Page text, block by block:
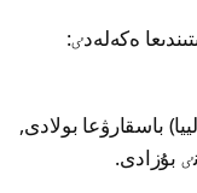
ەكەلەدٸ:
باسقارۋعا بولادى,
بۇزادى.